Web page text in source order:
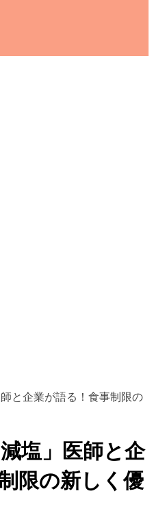
と企業が語る！食事制限の
塩」医師と企
限の新しく優